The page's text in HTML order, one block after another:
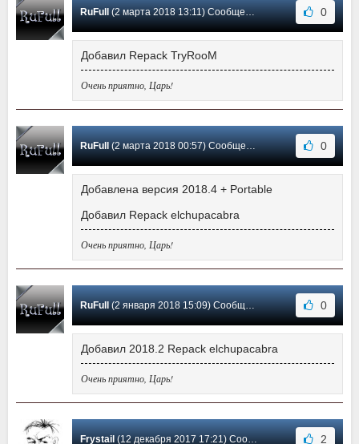
RuFull (2 марта 2018 13:11) Сообщение #19 0
Добавил Repack TryRooM
Очень приятно, Царь!
RuFull (2 марта 2018 00:57) Сообщение #18 0
Добавлена версия 2018.4 + Portable
Добавил Repack elchupacabra
Очень приятно, Царь!
RuFull (2 января 2018 15:09) Сообщение #17 0
Добавил 2018.2 Repack elchupacabra
Очень приятно, Царь!
Frystail (12 декабря 2017 17:21) Сообщение #16 2